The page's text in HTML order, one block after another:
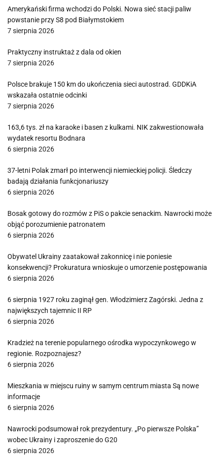
Amerykański firma wchodzi do Polski. Nowa sieć stacji paliw
powstanie przy S8 pod Białymstokiem
7 sierpnia 2026
Praktyczny instruktaż z dala od okien
7 sierpnia 2026
Polsce brakuje 150 km do ukończenia sieci autostrad. GDDKiA
wskazała ostatnie odcinki
7 sierpnia 2026
163,6 tys. zł na karaoke i basen z kulkami. NIK zakwestionowała
wydatek resortu Bodnara
6 sierpnia 2026
37-letni Polak zmarł po interwencji niemieckiej policji. Śledczy
badają działania funkcjonariuszy
6 sierpnia 2026
Bosak gotowy do rozmów z PiS o pakcie senackim. Nawrocki może
objąć porozumienie patronatem
6 sierpnia 2026
Obywatel Ukrainy zaatakował zakonnicę i nie poniesie
konsekwencji? Prokuratura wnioskuje o umorzenie postępowania
6 sierpnia 2026
6 sierpnia 1927 roku zaginął gen. Włodzimierz Zagórski. Jedna z
największych tajemnic II RP
6 sierpnia 2026
Kradzież na terenie popularnego ośrodka wypoczynkowego w
regionie. Rozpoznajesz?
6 sierpnia 2026
Mieszkania w miejscu ruiny w samym centrum miasta Są nowe
informacje
6 sierpnia 2026
Nawrocki podsumował rok prezydentury. „Po pierwsze Polska”
wobec Ukrainy i zaproszenie do G20
6 sierpnia 2026